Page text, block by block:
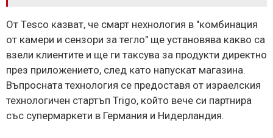
От Tesco казват, че смарт нехнология в "комбинация
от камери и сензори за тегло" ще установява какво са
взели клиентите и ще ги таксува за продукти директно
през приложението, след като напускат магазина.
Въпросната технология се предоставя от израелския
технологичен стартъп Trigo, който вече си партнира
със супермаркети в Германия и Нидерландия.